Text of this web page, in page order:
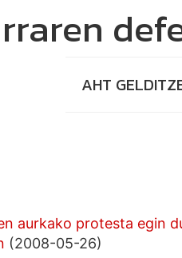
AHT
aurkako protesta egin
(2008-05-26)